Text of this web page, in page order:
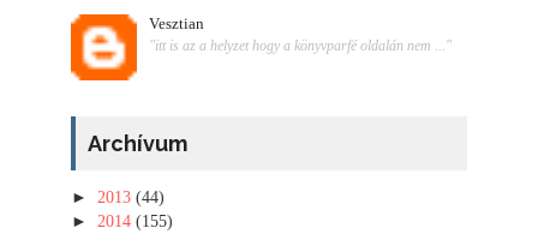
Vesztian
"itt is az a helyzet hogy a könyvparfé oldalán nem ..."
Archívum
► 2013 (44)
► 2014 (155)